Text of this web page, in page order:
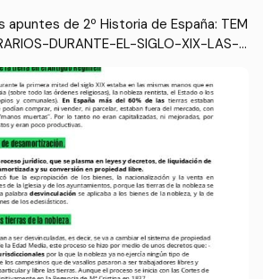
apuntes de 2º Historia de España: TEM
DURANTE-EL-SIGLO-XIX-LAS-D